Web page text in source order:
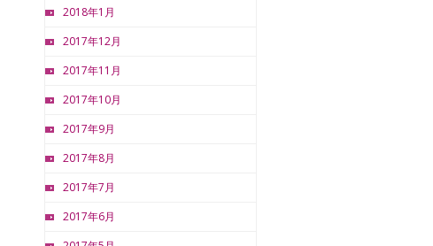
2018年1月
2017年12月
2017年11月
2017年10月
2017年9月
2017年8月
2017年7月
2017年6月